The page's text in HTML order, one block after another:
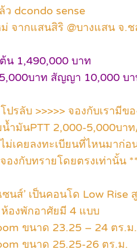
ว dcondo sense
จากแสนสิริ @บางแสน จ.ช
น 1,490,000 บาท
5,000บาท สัญญา 10,000 บ
ปรลับ >>>>> จองกับเรามี
น้ำมันPTT 2,000-5,000บา
ม่เคยลงทะเบียนที่ไหนมาก่อ
องกับทรายโดยตรงเท่านั้น
ซนส์’ เป็นคอนโด Low
องพักอาศัยมี 4 แบบ
ขนาด 23.25 – 24 ตร.ม.
ขนาด 25.25-26 ตร.ม.